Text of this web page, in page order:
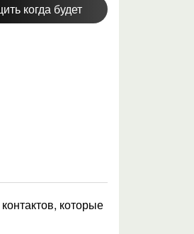
когда будет
которые